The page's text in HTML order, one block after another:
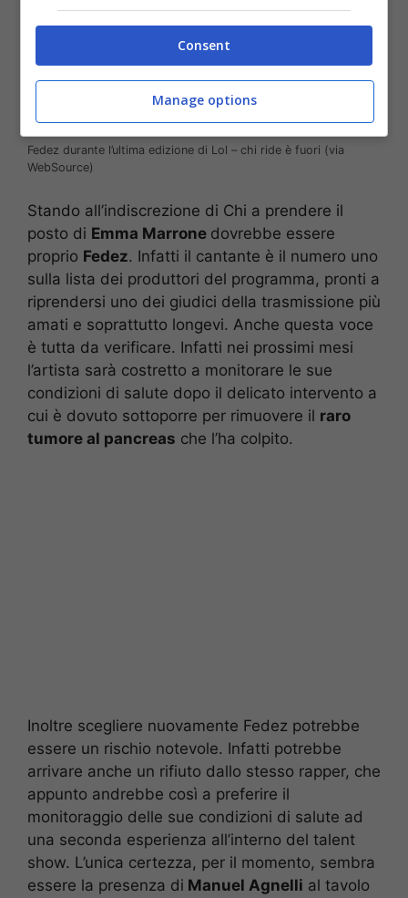
Fedez durante l’ultima edizione di Lol – chi ride è fuori (via
WebSource)
Stando all’indiscrezione di Chi a prendere il
posto di Emma Marrone dovrebbe essere
proprio Fedez. Infatti il cantante è il numero uno
sulla lista dei produttori del programma, pronti a
riprendersi uno dei giudici della trasmissione più
amati e soprattutto longevi. Anche questa voce
è tutta da verificare. Infatti nei prossimi mesi
l’artista sarà costretto a monitorare le sue
condizioni di salute dopo il delicato intervento a
cui è dovuto sottoporre per rimuovere il raro
tumore al pancreas che l’ha colpito.
Inoltre scegliere nuovamente Fedez potrebbe
essere un rischio notevole. Infatti potrebbe
arrivare anche un rifiuto dallo stesso rapper, che
appunto andrebbe così a preferire il
monitoraggio delle sue condizioni di salute ad
una seconda esperienza all’interno del talent
show. L’unica certezza, per il momento, sembra
essere la presenza di Manuel Agnelli al tavolo
Consent
Manage options